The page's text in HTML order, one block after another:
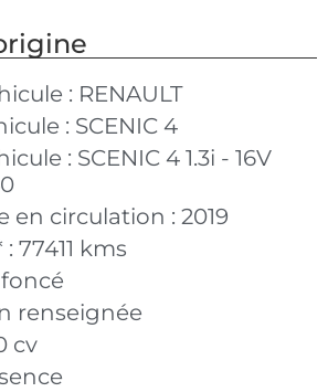
: RENAULT
: SCENIC 4
: SCENIC 4 1.3i - 16V
en circulation : 2019
: 77411 kms
renseignée
cv